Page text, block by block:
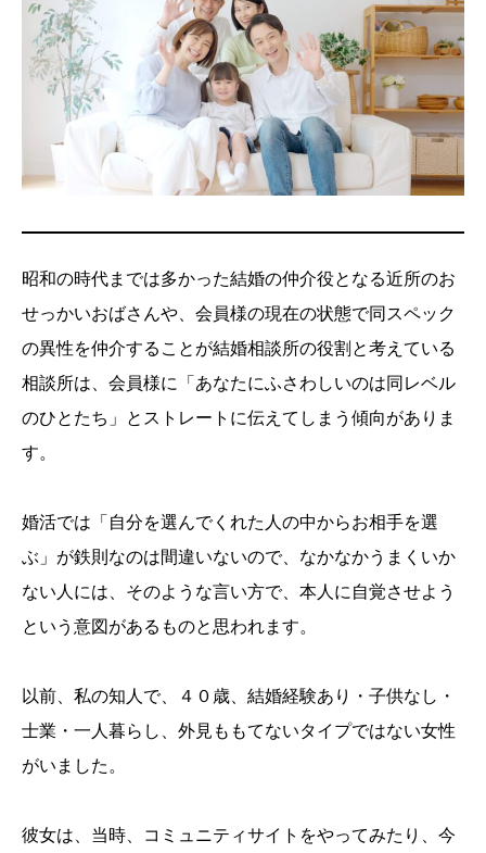
昭和の時代までは多かった結婚の仲介役となる近所のお
せっかいおばさんや、会員様の現在の状態で同スペック
の異性を仲介することが結婚相談所の役割と考えている
相談所は、会員様に「あなたにふさわしいのは同レベル
のひとたち」とストレートに伝えてしまう傾向がありま
す。
婚活では「自分を選んでくれた人の中からお相手を選
ぶ」が鉄則なのは間違いないので、なかなかうまくいか
ない人には、そのような言い方で、本人に自覚させよう
という意図があるものと思われます。
以前、私の知人で、４０歳、結婚経験あり・子供なし・
士業・一人暮らし、外見ももてないタイプではない女性
がいました。
彼女は、当時、コミュニティサイトをやってみたり、今